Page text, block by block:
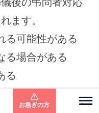
お急ぎの方
ます。
る可能性がある
る場合がある
る
する人が増えて